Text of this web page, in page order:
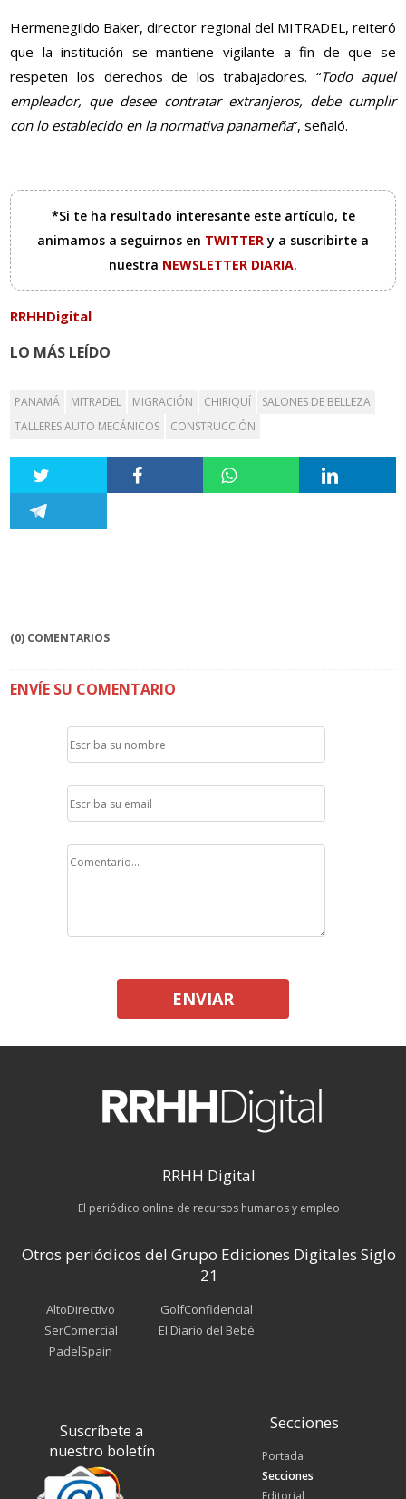
Hermenegildo Baker, director regional del MITRADEL, reiteró
que la institución se mantiene vigilante a fin de que se
respeten los derechos de los trabajadores. “Todo aquel
empleador, que desee contratar extranjeros, debe cumplir
con lo establecido en la normativa panameña”, señaló.
*Si te ha resultado interesante este artículo, te
animamos a seguirnos en TWITTERy a suscribirte a
nuestra NEWSLETTER DIARIA.
RRHHDigital
LO MÁS LEÍDO
PANAMÁ MITRADEL MIGRACIÓN CHIRIQUÍ
SALONES DE BELLEZA
TALLERES AUTO MECÁNICOS
CONSTRUCCIÓN
(0) COMENTARIOS
ENVÍE SU COMENTARIO
ENVIAR
RRHH Digital
El periódico online de recursos humanos y empleo
Otros periódicos del Grupo Ediciones Digitales Siglo
21
AltoDirectivo
SerComercial
PadelSpain
GolfConfidencial
El Diario del Bebé
Suscríbete a
nuestro boletín
Secciones
Portada
Secciones